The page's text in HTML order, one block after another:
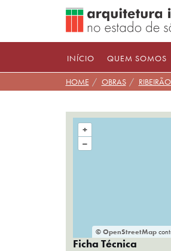
INÍCIO QUEM SOMOS
HOME OBRAS
+
–
©OpenStreetMap
Ficha Técnica